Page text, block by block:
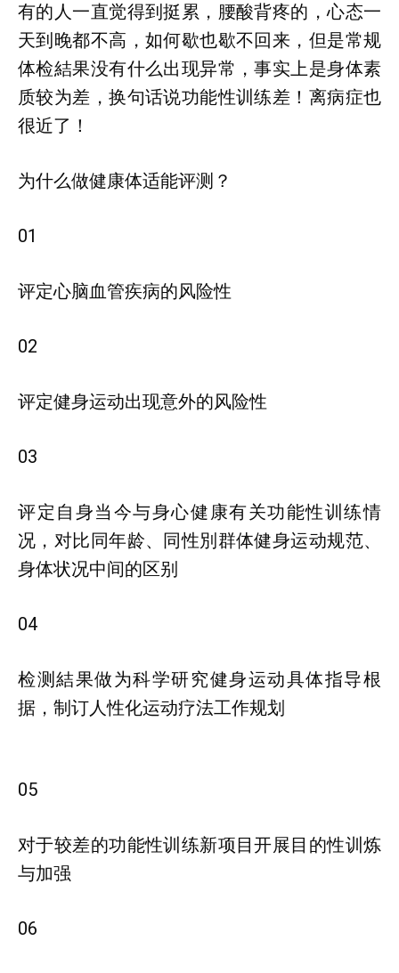
有的人一直觉得到挺累，腰酸背疼的，心态一
天到晚都不高，如何歇也歇不回来，但是常规
体检結果没有什么出现异常，事实上是身体素
质较为差，换句话说功能性训练差！离病症也
很近了！
为什么做健康体适能评测？
01
评定心脑血管疾病的风险性
02
评定健身运动出现意外的风险性
03
评定自身当今与身心健康有关功能性训练情
况，对比同年龄、同性別群体健身运动规范、
身体状况中间的区别
04
检测結果做为科学研究健身运动具体指导根
据，制订人性化运动疗法工作规划
05
对于较差的功能性训练新项目开展目的性训炼
与加强
06